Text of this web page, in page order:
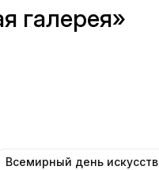
галерея»
Всемирный день